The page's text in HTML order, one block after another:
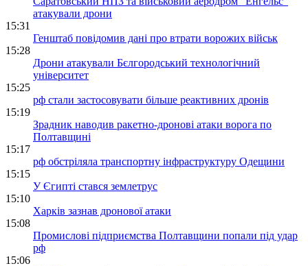
атакували дрони
15:31
Генштаб повідомив дані про втрати ворожих військ
15:28
Дрони атакували Бєлгородський технологічний
університет
15:25
рф стали застосовувати більше реактивних дронів
15:19
Зрадник наводив ракетно-дронові атаки ворога по
Полтавщині
15:17
рф обстріляла транспортну інфраструктуру Одещини
15:15
У Єгипті стався землетрус
15:10
Харків зазнав дронової атаки
15:08
Промислові підприємства Полтавщини попали під удар
рф
15:06